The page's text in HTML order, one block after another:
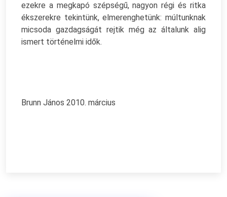
ezekre a megkapó szépségű, nagyon régi és ritka
ékszerekre tekintünk, elmerenghetünk: múltunknak
micsoda gazdagságát rejtik még az általunk alig
ismert történelmi idők.
Brunn János 2010. március